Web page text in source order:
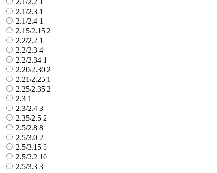
2.1/2.3 1
2.1/2.4 1
2.15/2.15 2
2.2/2.2 1
2.2/2.3 4
2.2/2.34 1
2.20/2.30 2
2.21/2.25 1
2.25/2.35 2
2.3 1
2.3/2.4 3
2.35/2.5 2
2.5/2.8 8
2.5/3.0 2
2.5/3.15 3
2.5/3.2 10
2.5/3.3 3